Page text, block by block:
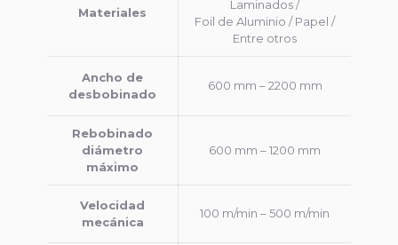
Materiales
Laminados /
Foil de Aluminio / Papel /
Entre otros
Ancho de
desbobinado
600 mm – 2200 mm
Rebobinado
diámetro
máximo
600 mm – 1200 mm
Velocidad
mecánica
100 m/min – 500 m/min